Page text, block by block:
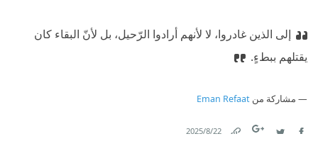
إلى الذين غادروا، لا لأنهم أرادوا الرّحيل، بل لأنّ البقاء كان
يقتلهم ببطءٍ.‏
مشاركة من Eman Refaat
22‏/8‏/2025